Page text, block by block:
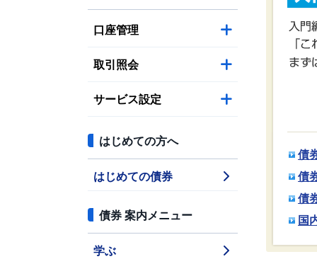
口座管理
取引照会
サービス設定
はじめての方へ
はじめての債券
債券 案内メニュー
学ぶ
債
債
債
国